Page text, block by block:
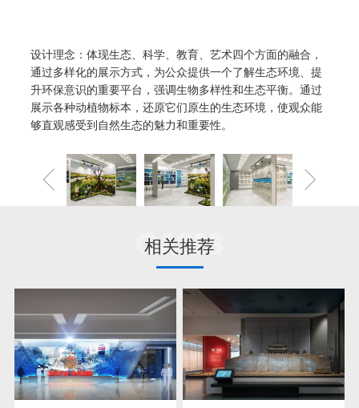
设计理念：体现生态、科学、教育、艺术四个方面的融合，
通过多样化的展示方式，为公众提供一个了解生态环境、提
升环保意识的重要平台，强调生物多样性和生态平衡。通过
展示各种动植物标本，还原它们原生的生态环境，使观众能
够直观感受到自然生态的魅力和重要性。
Cases
相关推荐